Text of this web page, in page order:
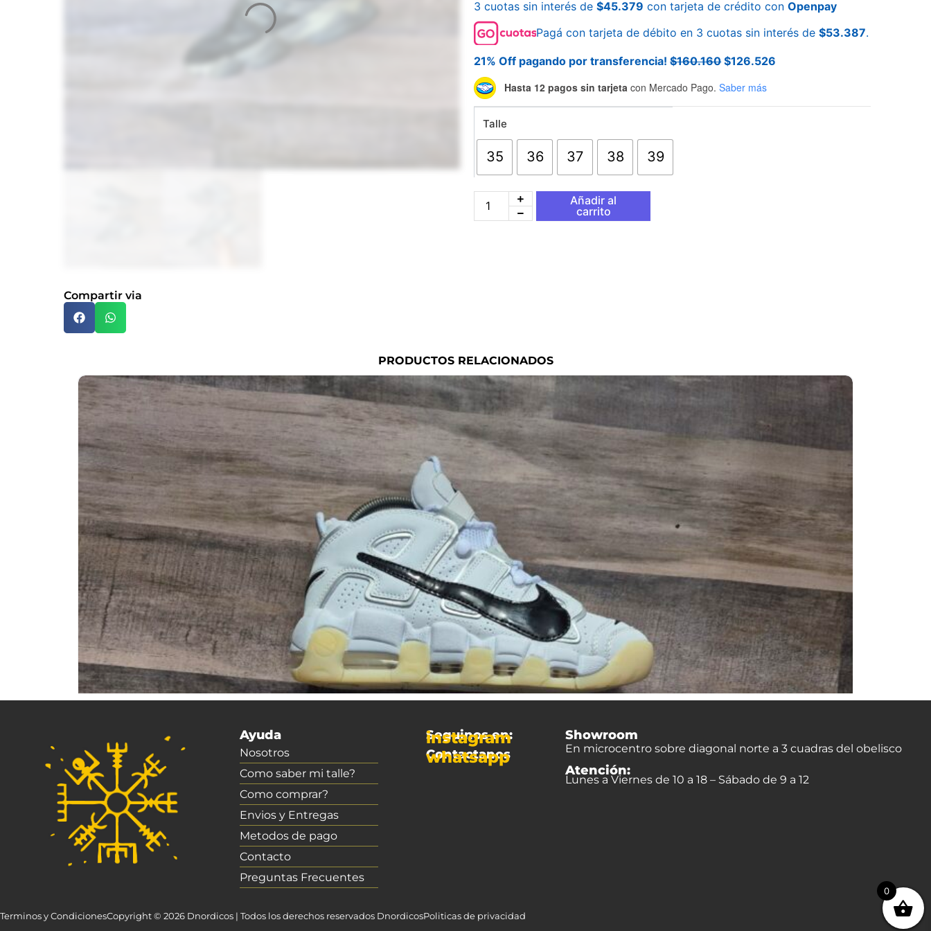
Compartir via
3 cuotas sin interés de$45.379 con tarjeta de crédito conOpenpay
Pagá con tarjeta de débito en 3 cuotas sin interés de$53.387.
21% Off pagando por transferencia!$160.160 $126.526
Hasta 12 pagos sin tarjeta con Mercado Pago. Saber más
Talle
35 36 37 38 39
New
Balance
9060
Negras
y
gris
cantidad
Añadir al
carrito
PRODUCTOS RELACIONADOS
Ayuda
Nosotros
Como saber mi talle?
Como comprar?
Envios y Entregas
Metodos de pago
Contacto
Preguntas Frecuentes
Seguinos en:
instagram
Contactanos
whatsapp
Showroom
En microcentro sobre diagonal norte a 3 cuadras del obelisco
Atención:
Lunes a Viernes de 10 a 18 – Sábado de 9 a 12
Terminos y CondicionesCopyright © 2026 Dnordicos | Todos los derechos reservados DnordicosPoliticas de privacidad
0